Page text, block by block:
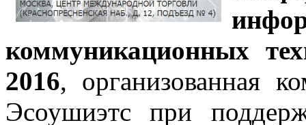
коммуникационных
2016, организованная
Эсоушиэтс при